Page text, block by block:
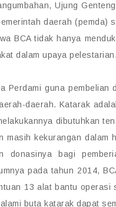
Ujung
daerah (pemda)
BCA tidak hanya
dalam upaya pelestarian.
Perdami guna
daerah. Katarak
dibutuhkan
masih kekurangan
donasinya bagi
pada tahun 2014,
13 alat bantu
buta katarak dapat